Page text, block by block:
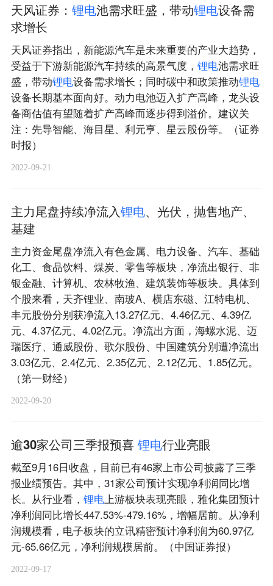
天风证券： 锂电池需求旺盛，带动锂电设备需
求增长
天风证券指出，新能源汽车是未来重要的产业大趋势，
受益于下游新能源汽车持续的高景气度， 锂电池需求旺
盛，带动锂电设备需求增长；同时碳中和政策推动锂电
设备长期基本面向好。动力电池迈入扩产高峰，龙头设
备商估值有望随着扩产高峰而逐步得到溢价。建议关
注：先导智能、海目星、利元亨、星云股份等。（证券
时报）
2022-09-21
主力尾盘持续净流入锂电、光伏，抛售地产、
基建
主力资金尾盘净流入有色金属、电力设备、汽车、基础
化工、食品饮料、煤炭、零售等板块，净流出银行、非
银金融、计算机、农林牧渔、建筑装饰等板块。具体到
个股来看，天齐锂业、南玻A、横店东磁、江特电机、
丰元股份分别获净流入13.27亿元、4.46亿元、4.39亿
元、4.37亿元、4.02亿元。净流出方面，海螺水泥、迈
瑞医疗、通威股份、歌尔股份、中国建筑分别遭净流出
3.03亿元、2.4亿元、2.35亿元、2.12亿元、1.85亿元。
（第一财经）
2022-09-20
逾30家公司三季报预喜 锂电行业亮眼
截至9月16日收盘，目前已有46家上市公司披露了三季
报业绩预告。其中，31家公司预计实现净利润同比增
长。从行业看， 锂电上游板块表现亮眼，雅化集团预计
净利润同比增长447.53%-479.16%，增幅居前。从净利
润规模看，电子板块的立讯精密预计净利润为60.97亿
元-65.66亿元，净利润规模居前。（中国证券报）
2022-09-17